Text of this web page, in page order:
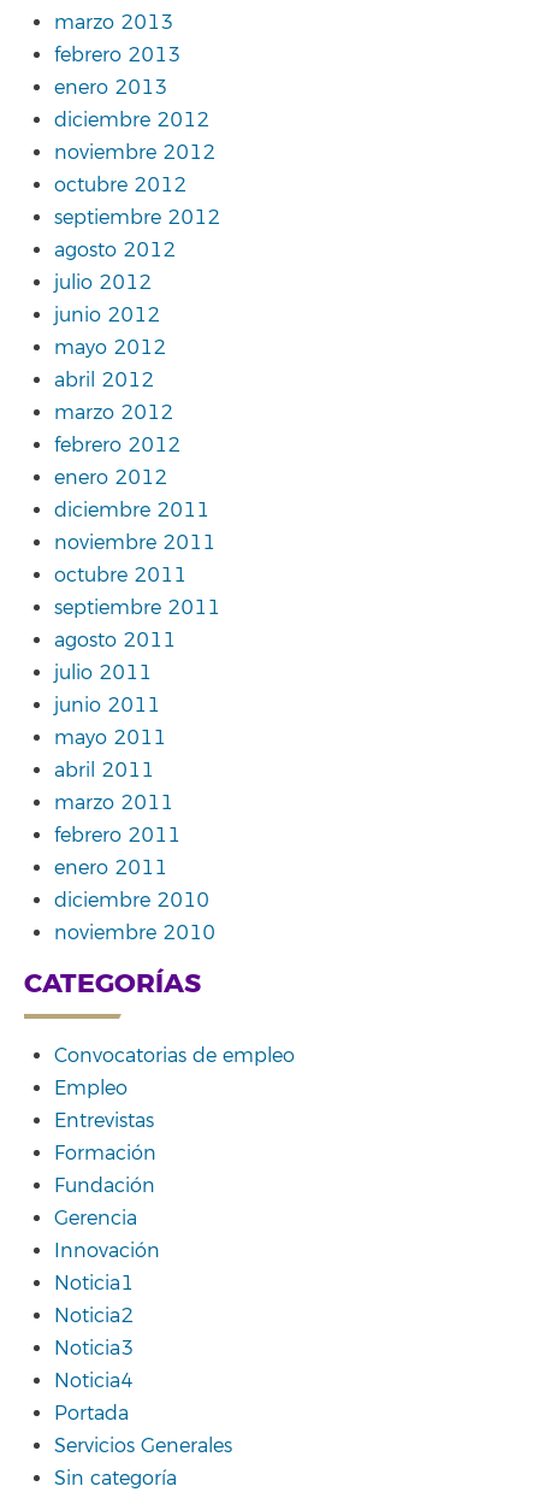
marzo 2013
febrero 2013
enero 2013
diciembre 2012
noviembre 2012
octubre 2012
septiembre 2012
agosto 2012
julio 2012
junio 2012
mayo 2012
abril 2012
marzo 2012
febrero 2012
enero 2012
diciembre 2011
noviembre 2011
octubre 2011
septiembre 2011
agosto 2011
julio 2011
junio 2011
mayo 2011
abril 2011
marzo 2011
febrero 2011
enero 2011
diciembre 2010
noviembre 2010
CATEGORÍAS
Convocatorias de empleo
Empleo
Entrevistas
Formación
Fundación
Gerencia
Innovación
Noticia1
Noticia2
Noticia3
Noticia4
Portada
Servicios Generales
Sin categoría